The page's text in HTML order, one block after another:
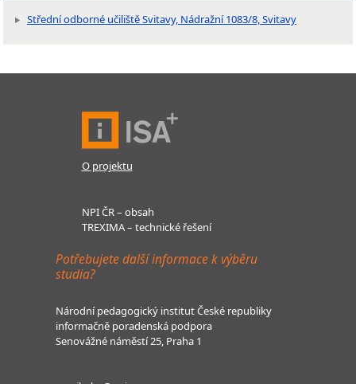
Střední odborné učiliště Svitavy, Nádražní 1083/8, Svitavy
O projektu
NPI ČR – obsah
TREXIMA – technické řešení
Potřebujete další informace k výběru
studia?
Národní pedagogický institut České republiky
informačně poradenská podpora
Senovážné náměstí 25, Praha 1